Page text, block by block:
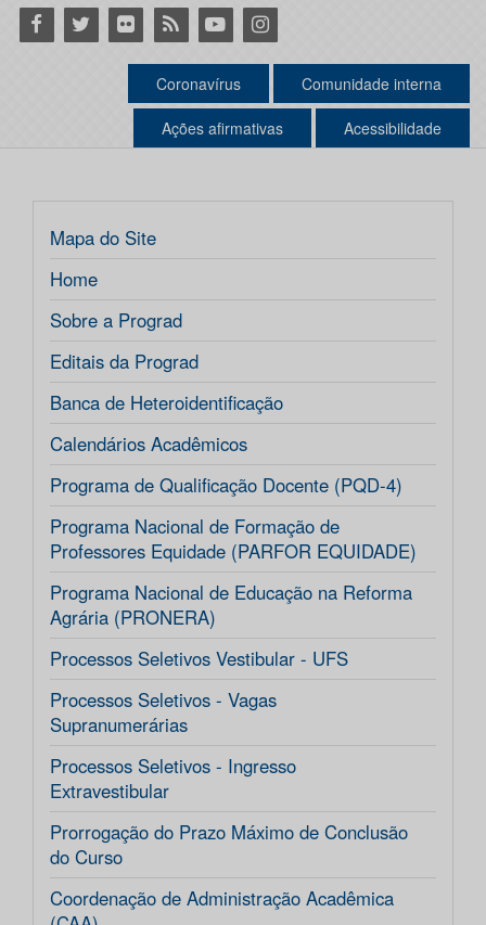
Facebook
Twitter Flickr RSS YoutubeInstagram
Coronavírus Comunidade interna
Ações afirmativas Acessibilidade
Mapa do Site
Home
Sobre a Prograd
Editais da Prograd
Banca de Heteroidentificação
Calendários Acadêmicos
Programa de Qualificação Docente (PQD-4)
Programa Nacional de Formação de
Professores Equidade (PARFOR EQUIDADE)
Programa Nacional de Educação na Reforma
Agrária (PRONERA)
Processos Seletivos Vestibular - UFS
Processos Seletivos - Vagas
Supranumerárias
Processos Seletivos - Ingresso
Extravestibular
Prorrogação do Prazo Máximo de Conclusão
do Curso
Coordenação de Administração Acadêmica